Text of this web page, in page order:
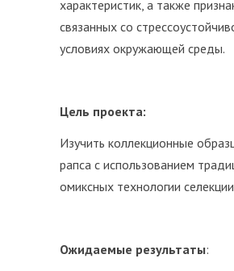
характеристик, а также
связанных со
условиях окружающей среды.
Цель проекта:
Изучить коллекционные
рапса с использованием
омиксных технологии селекции
Ожидаемые результаты: